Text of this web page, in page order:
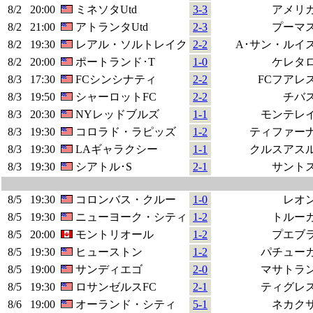
8/2 20:00 ミネソタUtd 3-3
アメリ
8/2
21:00 アトランタUtd 2-3
プーマ
8/2
19:30 レアル・ソルトレイク 2-2
A･サン・ルイ
8/2
20:00 ポートランド･T 1-0
ケレタ
8/3
17:30 FCシンシナティ 2-2
FCフアレ
8/3
19:50 シャーロットFC 2-2
チバ
8/3
20:30 NYレッドブルズ 1-1
モンテレ
8/3
19:30 コロラド・ラピッズ 1-2
ティファー
8/3
19:30 LAギャラクシー 1-1
クルスアス
8/3
19:30 シアトル･S 2-1 サント
8/5 19:30 コロンバス・クルー 1-0
レオ
8/5
19:30 ニューヨーク・シティ 1-2
トルー
8/5
20:00 モントリオール 1-2
プエブ
8/5
19:30 ヒューストン 1-2
パチュー
8/5
19:00 サンディエゴ 2-0
マサトラ
8/5
19:30 ロサンゼルスFC 2-1
ティグレ
8/6
19:00 オーランド・シティ 5-1 ネカク